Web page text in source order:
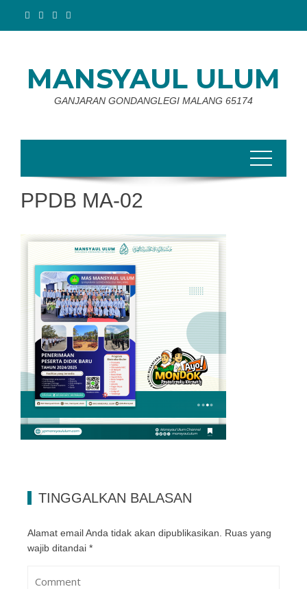
MANSYAUL ULUM
GANJARAN GONDANGLEGI MALANG 65174
PPDB MA-02
TINGGALKAN BALASAN
Alamat email Anda tidak akan dipublikasikan. Ruas yang
wajib ditandai *